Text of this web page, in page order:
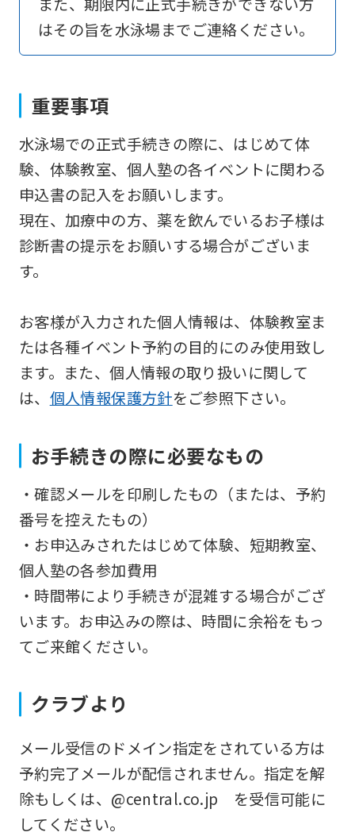
はその旨を水泳場までご連絡ください。
重要事項
水泳場での正式手続きの際に、はじめて体
験、体験教室、個人塾の各イベントに関わる
申込書の記入をお願いします。
現在、加療中の方、薬を飲んでいるお子様は
診断書の提示をお願いする場合がございま
す。
お客様が入力された個人情報は、体験教室ま
たは各種イベント予約の目的にのみ使用致し
ます。また、個人情報の取り扱いに関して
は、 個人情報保護方針をご参照下さい。
お手続きの際に必要なもの
・確認メールを印刷したもの（または、予約
番号を控えたもの）
・お申込みされたはじめて体験、短期教室、
個人塾の各参加費用
・時間帯により手続きが混雑する場合がござ
います。お申込みの際は、時間に余裕をもっ
てご来館ください。
クラブより
メール受信のドメイン指定をされている方は
予約完了メールが配信されません。指定を解
除もしくは、@central.co.jp を受信可能に
してください。
an
automatic
Japanese
version
of
this
website
translated
mechanically,
so
it
not
be
an
translation.
translation
may
content.
We
ask